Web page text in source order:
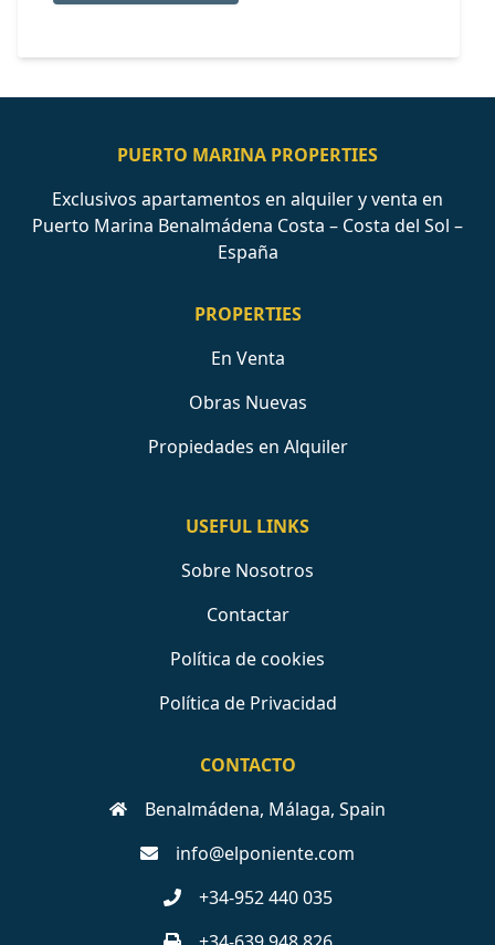
PUERTO MARINA PROPERTIES
Exclusivos apartamentos en alquiler y venta en
Puerto Marina Benalmádena Costa – Costa del Sol –
España
PROPERTIES
En Venta
Obras Nuevas
Propiedades en Alquiler
USEFUL LINKS
Sobre Nosotros
Contactar
Política de cookies
Política de Privacidad
CONTACTO
Benalmádena, Málaga, Spain
info@elponiente.com
+34-952 440 035